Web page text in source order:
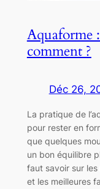
Aquaforme
comment ?
Déc 26,
La pratique de
pour rester en
que quelques
un bon équilibre
faut savoir sur les
et les meilleures